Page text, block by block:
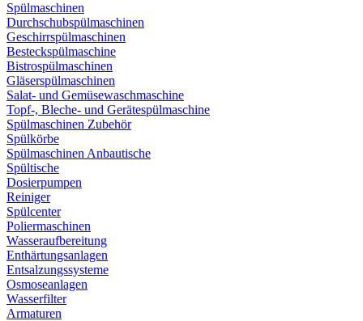
Spülmaschinen
Durchschubspülmaschinen
Geschirrspülmaschinen
Besteckspülmaschine
Bistrospülmaschinen
Gläserspülmaschinen
Salat- und Gemüsewaschmaschine
Topf-, Bleche- und Gerätespülmaschine
Spülmaschinen Zubehör
Spülkörbe
Spülmaschinen Anbautische
Spültische
Dosierpumpen
Reiniger
Spülcenter
Poliermaschinen
Wasseraufbereitung
Enthärtungsanlagen
Entsalzungssysteme
Osmoseanlagen
Wasserfilter
Armaturen